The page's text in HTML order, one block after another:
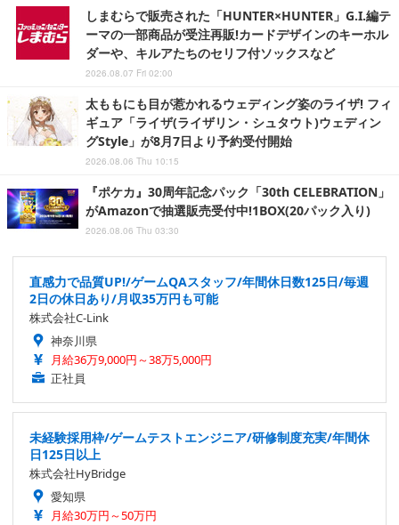
しまむらで販売された「HUNTER×HUNTER」G.I.編テ
ーマの一部商品が受注再販!カードデザインのキーホル
ダーや、キルアたちのセリフ付ソックスなど
2026.08.07 Fri 02:00
太ももにも目が惹かれるウェディング姿のライザ! フィ
ギュア「ライザ(ライザリン・シュタウト)ウェディン
グStyle」が8月7日より予約受付開始
2026.08.06 Thu 10:15
『ポケカ』30周年記念パック「30th CELEBRATION」
がAmazonで抽選販売受付中!1BOX(20パック入り)
2026.08.06 Thu 03:30
直感力で品質UP!/ゲームQAスタッフ/年間休日数125日/毎週
2日の休日あり/月収35万円も可能
株式会社C-Link
神奈川県
月給36万9,000円～38万5,000円
正社員
未経験採用枠/ゲームテストエンジニア/研修制度充実/年間休
日125日以上
株式会社HyBridge
愛知県
月給30万円～50万円